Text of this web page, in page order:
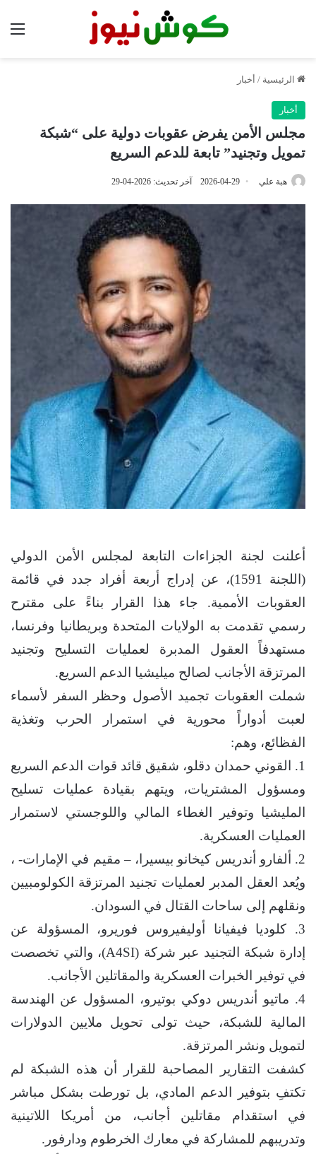
الرئيسية / أخبار
أخبار
مجلس الأمن يفرض عقوبات دولية على “شبكة
تمويل وتجنيد” تابعة للدعم السريع
هبة علي 2026-04-29 آخر تحديث: 2026-04-29
أعلنت لجنة الجزاءات التابعة لمجلس الأمن الدولي
(اللجنة 1591)، عن إدراج أربعة أفراد جدد في قائمة
العقوبات الأممية. جاء هذا القرار بناءً على مقترح
رسمي تقدمت به الولايات المتحدة وبريطانيا وفرنسا،
مستهدفاً العقول المدبرة لعمليات التسليح وتجنيد
المرتزقة الأجانب لصالح ميليشيا الدعم السريع.
شملت العقوبات تجميد الأصول وحظر السفر لأسماء
لعبت أدواراً محورية في استمرار الحرب وتغذية
الفظائع، وهم:
1. القوني حمدان دقلو، شقيق قائد قوات الدعم السريع
ومسؤول المشتريات، ويتهم بقيادة عمليات تسليح
المليشيا وتوفير الغطاء المالي واللوجستي لاستمرار
العمليات العسكرية.
2. ألفارو أندريس كيخانو بيسيرا، – مقيم في الإمارات- ،
ويُعد العقل المدبر لعمليات تجنيد المرتزقة الكولومبيين
ونقلهم إلى ساحات القتال في السودان.
3. كلوديا فيفيانا أوليفيروس فوريرو، المسؤولة عن
إدارة شبكة التجنيد عبر شركة (A4SI)، والتي تخصصت
في توفير الخبرات العسكرية والمقاتلين الأجانب.
4. ماتيو أندريس دوكي بوتيرو، المسؤول عن الهندسة
المالية للشبكة، حيث تولى تحويل ملايين الدولارات
لتمويل ونشر المرتزقة.
كشفت التقارير المصاحبة للقرار أن هذه الشبكة لم
تكتفِ بتوفير الدعم المادي، بل تورطت بشكل مباشر
في استقدام مقاتلين أجانب، من أمريكا اللاتينية
وتدريبهم للمشاركة في معارك الخرطوم ودارفور.